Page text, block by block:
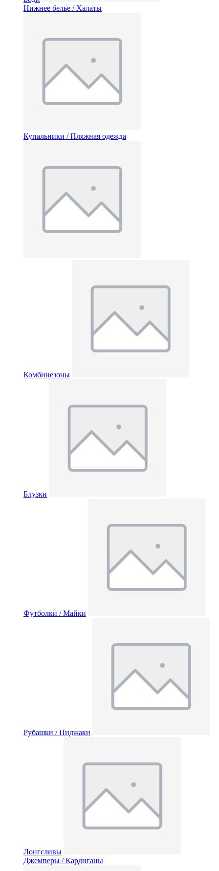
Нижнее белье / Халаты
Купальники / Пляжная одежда
Комбинезоны
Блузки
Футболки / Майки
Рубашки / Пиджаки
Лонгсливы
Джемперы / Кардиганы